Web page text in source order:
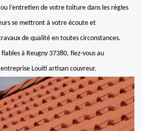
l’entretien de votre toiture dans les règles
se mettront à votre écoute et
de qualité en toutes circonstances.
à Reugny 37380, fiez-vous au
Louiti artisan couvreur.